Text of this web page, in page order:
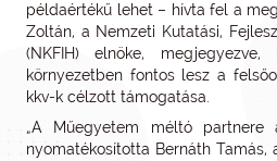
példaértékű lehet – hívta fel a
Zoltán, a Nemzeti Kutatási,
(NKFIH) elnöke,
környezetben fontos lesz a
kkv-k célzott támogatása.
„A Műegyetem méltó partnere
nyomatékosította Bernáth Tamás,